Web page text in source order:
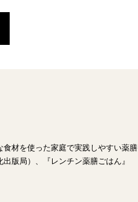
食材を使った家庭で実践しやすい薬膳
版局）、『レンチン薬膳ごはん』